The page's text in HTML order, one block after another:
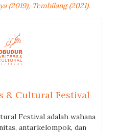
(2019), Tembilang (2021).
& Cultural Festival
Festival adalah wahana
antarkelompok, dan